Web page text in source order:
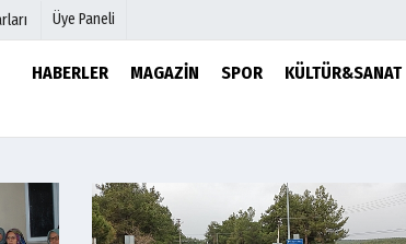
Üye Paneli
HABERLER MAGAZIN SPOR KÜLTÜR&SANAT
Köşe Yazarları
Foto Galeri
Etkinlikler